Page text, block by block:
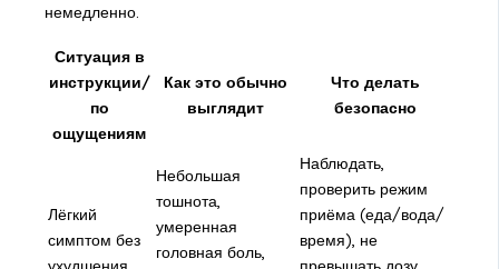
немедленно.
Ситуация в
инструкции/
по
ощущениям
Как это обычно
выглядит
Что делать
безопасно
Лёгкий
симптом без
Небольшая
тошнота,
умеренная
головная боль,
Наблюдать,
проверить режим
приёма (еда/вода/
время), не